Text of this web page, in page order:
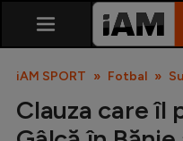
iAM SPORT Fotbal
Clauza care îl